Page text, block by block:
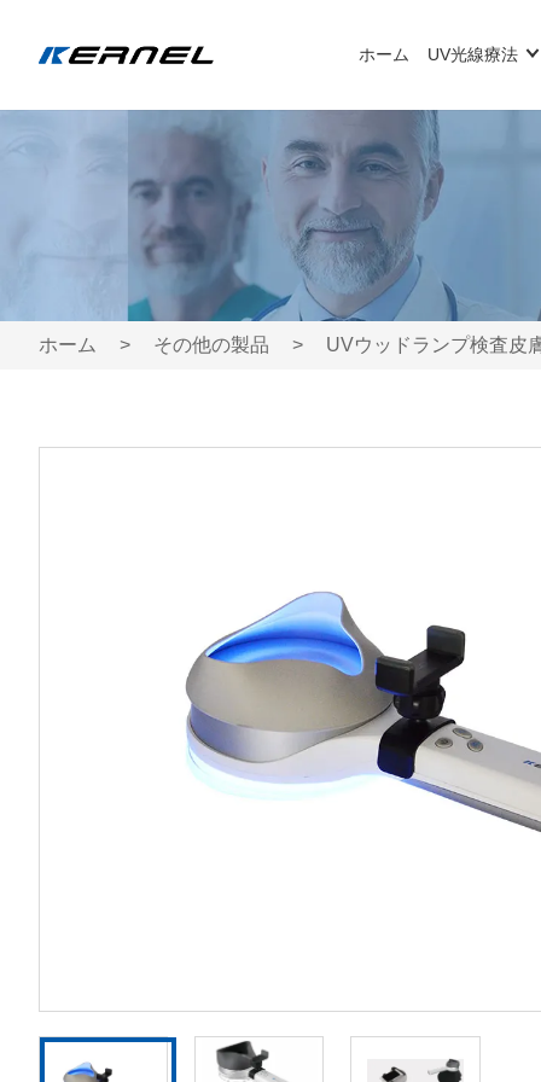
ホーム UV光線療法
ホーム > その他の製品 > UVウッドランプ検査皮